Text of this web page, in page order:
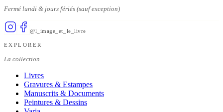
Fermé lundi & jours fériés (sauf exception)
@l_image_et_le_livre
EXPLORER
La collection
Livres
Gravures & Estampes
Manuscrits & Documents
Peintures & Dessins